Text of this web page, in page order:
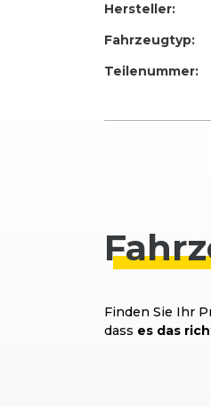
Hersteller:
Fahrzeugtyp:
Teilenummer:
Finden Sie Ihr
dass es das